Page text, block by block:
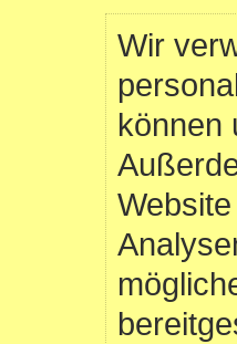
Wir
können